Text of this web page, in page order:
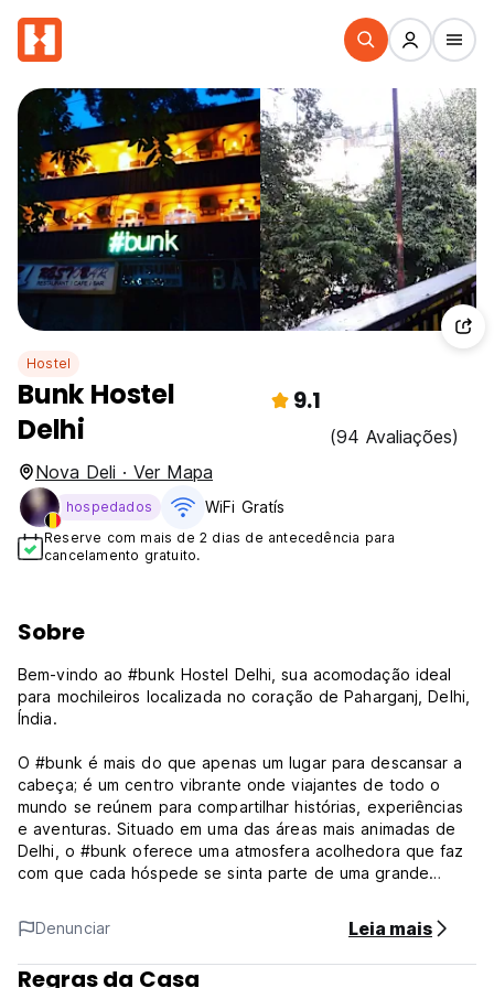
Hostel
Bunk Hostel
Delhi
9.1
(94 Avaliações)
Nova Deli · Ver Mapa
hospedados WiFi Gratís
Reserve com mais de 2 dias de antecedência para
cancelamento gratuito.
Sobre
Bem-vindo ao #bunk Hostel Delhi, sua acomodação ideal
para mochileiros localizada no coração de Paharganj, Delhi,
Índia.
O #bunk é mais do que apenas um lugar para descansar a
cabeça; é um centro vibrante onde viajantes de todo o
mundo se reúnem para compartilhar histórias, experiências
e aventuras. Situado em uma das áreas mais animadas de
Delhi, o #bunk oferece uma atmosfera acolhedora que faz
com que cada hóspede se sinta parte de uma grande
Ao entrar no #bunk, você será recebido com sorrisos
calorosos de outros hóspedes e a energia vibrante dos
nossos espaços comuns. Seja relaxando em nossa
Denunciar Leia mais
Regras da Casa